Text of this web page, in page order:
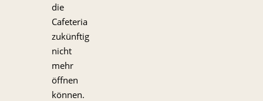
die
Cafeteria
zukünftig
nicht
mehr
öffnen
können.